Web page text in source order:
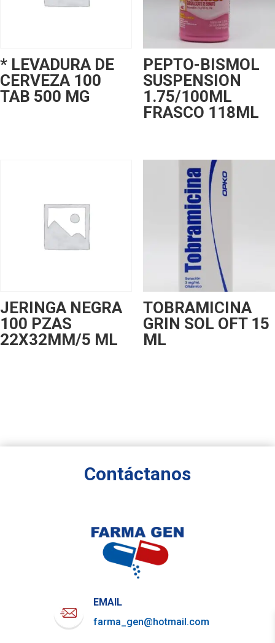
* LEVADURA DE
CERVEZA 100
TAB 500 MG
PEPTO-BISMOL
SUSPENSION
1.75/100ML
FRASCO 118ML
JERINGA NEGRA
100 PZAS
22X32MM/5 ML
TOBRAMICINA
GRIN SOL OFT 15
ML
Contáctanos
EMAIL
farma_gen@hotmail.com